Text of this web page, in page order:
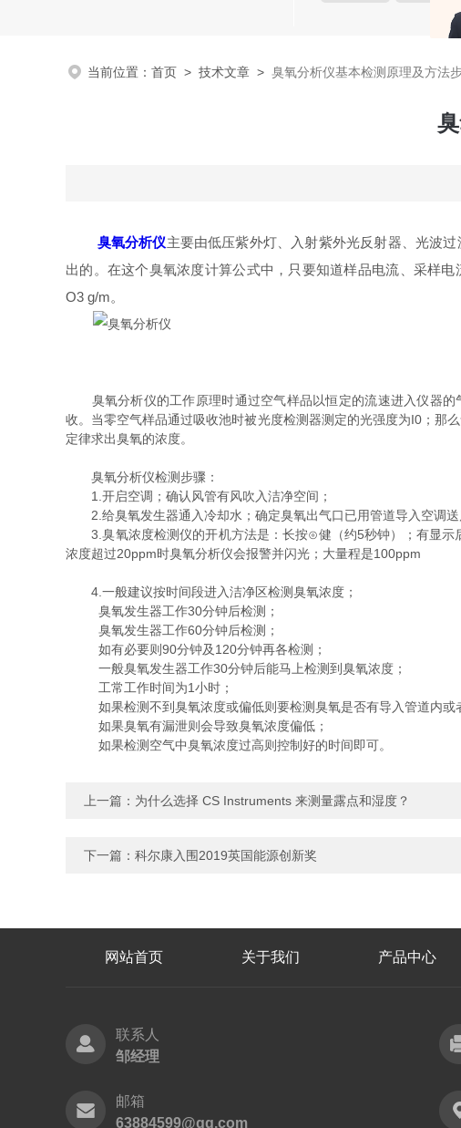
当前位置： 首页 > 技术文章 > 臭氧分析仪基本检测原理及方法
臭氧分析仪主要由低压紫外灯、入射紫外光反射器、光波
出的。在这个臭氧浓度计算公式中，只要知道样品电流、采样
O3 g/m。
臭氧分析仪的工作原理时通过空气样品以恒定的流速进入仪器的
收。当零空气样品通过吸收池时被光度检测器测定的光强度为I0；那
定律求出臭氧的浓度。
臭氧分析仪检测步骤：
1.开启空调；确认风管有风吹入洁净空间；
2.给臭氧发生器通入冷却水；确定臭氧出气口已用管道导入空调送
3.臭氧浓度检测仪的开机方法是：长按⊙健（约5秒钟）；有显示
浓度超过20ppm时臭氧分析仪会报警并闪光；大量程是100ppm
4.一般建议按时间段进入洁净区检测臭氧浓度；
臭氧发生器工作30分钟后检测；
臭氧发生器工作60分钟后检测；
如有必要则90分钟及120分钟再各检测；
一般臭氧发生器工作30分钟后能马上检测到臭氧浓度；
工常工作时间为1小时；
如果检测不到臭氧浓度或偏低则要检测臭氧是否有导入管道内或
如果臭氧有漏泄则会导致臭氧浓度偏低；
如果检测空气中臭氧浓度过高则控制好的时间即可。
上一篇： 为什么选择 CS Instruments 来测量露点和湿度？
下一篇： 科尔康入围2019英国能源创新奖
网站首页 关于我们 产品中心
联系人
邹经理
邮箱
63884599@qq.com